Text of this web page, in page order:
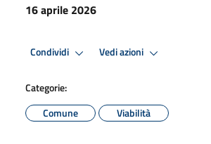
16 aprile 2026
Condividi Vedi azioni
Categorie:
Comune
Viabilità